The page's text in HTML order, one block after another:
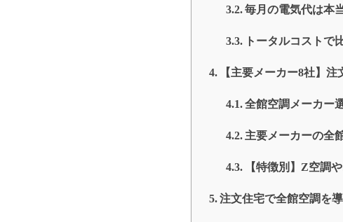
毎月の電気代は本
トータルコストで
【主要メーカー8社】
全館空調メーカー
主要メーカーの全
【特徴別】Z空調
注文住宅で全館空調を